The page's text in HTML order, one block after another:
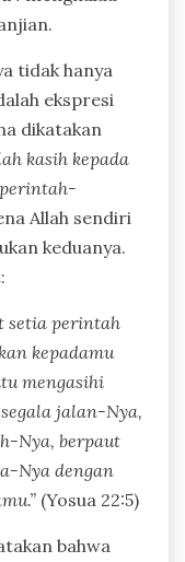
tidak hanya
ekspresi
dikatakan
kasih kepada
Allah sendiri
keduanya.
setia perintah
kepadamu
mengasihi
jalan-Nya,
Nya, berpaut
Nya dengan
(Yosua 22:5)
bahwa